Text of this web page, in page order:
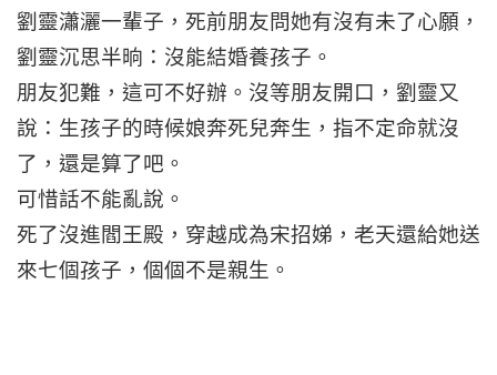
劉靈瀟灑一輩子，死前朋友問她有沒有未了心願，
劉靈沉思半晌：沒能結婚養孩子。
朋友犯難，這可不好辦。沒等朋友開口，劉靈又
說：生孩子的時候娘奔死兒奔生，指不定命就沒
了，還是算了吧。
可惜話不能亂說。
死了沒進閻王殿，穿越成為宋招娣，老天還給她送
來七個孩子，個個不是親生。